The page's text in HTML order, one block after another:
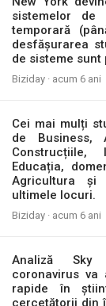
sistemelor de
temporară
desfășurarea
de sisteme
Biziday · acum 6 ani
Cei mai mulți
de Business,
Construcțiile,
Educația,
Agricultura
ultimele locuri.
Biziday · acum 6 ani
Analiză Sky
coronavirus va
rapide în
cercetătorii din